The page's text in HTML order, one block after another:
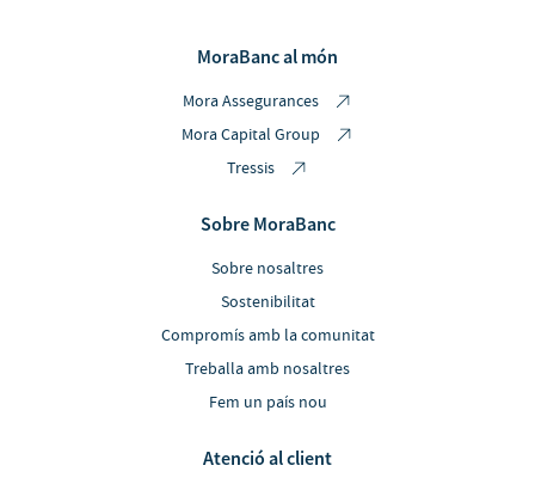
MoraBanc al món
Mora Assegurances
Mora Capital Group
Tressis
Sobre MoraBanc
Sobre nosaltres
Sostenibilitat
Compromís amb la comunitat
Treballa amb nosaltres
Fem un país nou
Atenció al client